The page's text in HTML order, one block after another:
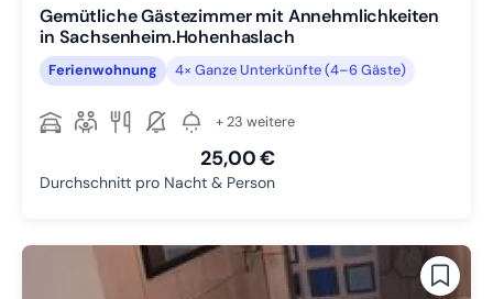
Gemütliche Gästezimmer mit Annehmlichkeiten
in Sachsenheim.Hohenhaslach
Ferienwohnung 4× Ganze Unterkünfte (4–6 Gäste)
+ 23 weitere
25,00 €
Durchschnitt pro Nacht & Person